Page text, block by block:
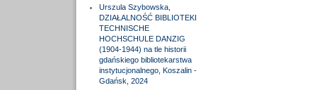
Urszula Szybowska,
DZIAŁALNOŚĆ BIBLIOTEKI
TECHNISCHE
HOCHSCHULE DANZIG
(1904-1944) na tle historii
gdańskiego bibliotekarstwa
instytucjonalnego, Koszalin -
Gdańsk, 2024